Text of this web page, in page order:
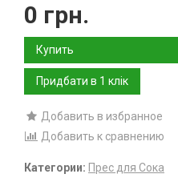
0 грн.
Купить
Добавить в избранное
Добавить к сравнению
Категории: Прес для Сока